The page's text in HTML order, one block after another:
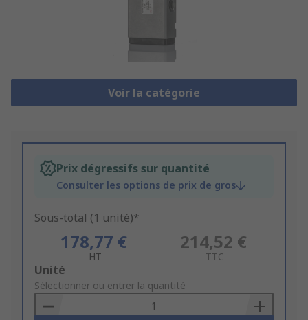
Voir la catégorie
Prix dégressifs sur quantité
Consulter les options de prix de gros
Sous-total (1 unité)*
178,77 €
HT
214,52 €
TTC
Add
to
Basket
Unité
Sélectionner ou entrer la quantité